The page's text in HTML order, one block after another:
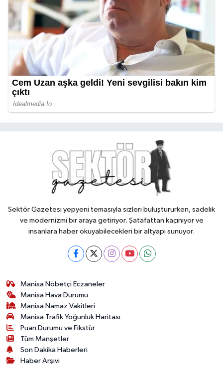
Sektör Gazetesi yepyeni temasıyla sizleri buluştururken, sadelik
ve modernizmi bir araya getiriyor. Şatafattan kaçınıyor ve
insanlara haber okuyabilecekleri bir altyapı sunuyor.
Manisa Nöbetçi Eczaneler
Manisa Hava Durumu
Manisa Namaz Vakitleri
Manisa Trafik Yoğunluk Haritası
Puan Durumu ve Fikstür
Tüm Manşetler
Son Dakika Haberleri
Haber Arşivi